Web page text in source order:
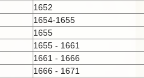
1652
1654-1655
1655
1655 - 1661
1661 - 1666
1666 - 1671